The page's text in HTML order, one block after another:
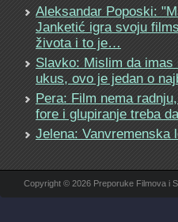
Aleksandar Poposki:
Janketić igra svoju
života i to je…
Slavko: Mislim da imas
ukus, ovo je jedan o
Pera: Film nema
fore i glupiranje treba
Jelena: Vanvremenska
Copyright © 2026 Preporuke Filmova i